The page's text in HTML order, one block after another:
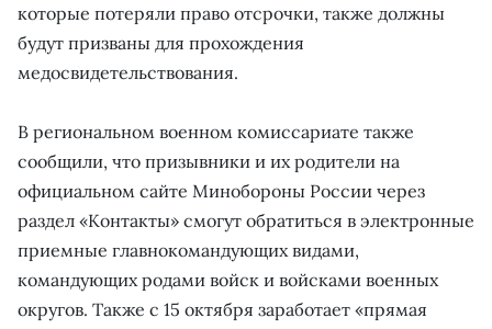
которые потеряли право отсрочки, также должны
будут призваны для прохождения
медосвидетельствования.
В региональном военном комиссариате также
сообщили, что призывники и их родители на
официальном сайте Минобороны России через
раздел «Контакты» смогут обратиться в электронные
приемные главнокомандующих видами,
командующих родами войск и войсками военных
округов. Также с 15 октября заработает «прямая